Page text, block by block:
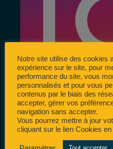
Notre site utilise des cookies
expérience sur le site, pour
performance du site, vous
personnalisés et pour vous
contenus par le biais des
accepter, gérer vos
navigation sans accepter.
Vous pourrez mettre à jour
cliquant sur le lien Cookies